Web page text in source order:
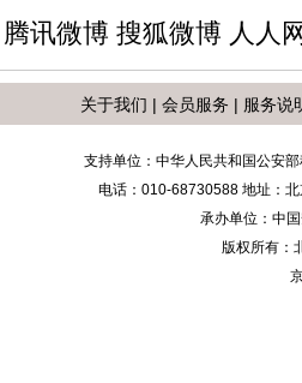
腾讯微博 搜狐微博 人人
关于我们 | 会员服务 | 服务说
支持单位：中华人民共和国公安
电话：010-68730588 地址：
承办单位：中
版权所有：